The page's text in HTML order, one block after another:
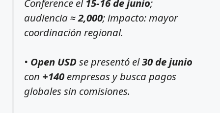
Conference el 15-16 de junio;
audiencia ≈2,000; impacto: mayor
coordinación regional.
• Open USDse presentó el30 de junio
con +140 empresas y busca pagos
globales sin comisiones.